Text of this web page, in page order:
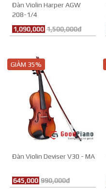
Đàn Violin Harper AGW
208-1/4
1,090,000 1,500,000đ
GIẢM 35%
Đàn Violin Deviser V30 - MA
645,000 990,000đ